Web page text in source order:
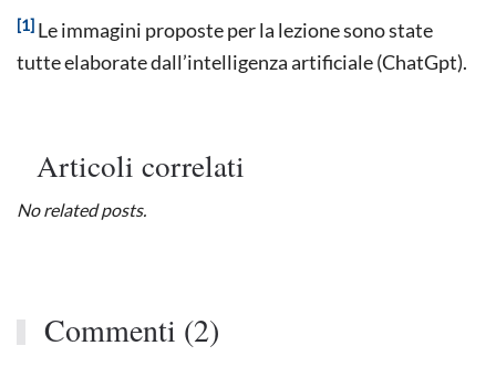
[1] Le immagini proposte per la lezione sono state
tutte elaborate dall’intelligenza artificiale (ChatGpt).
Articoli correlati
No related posts.
Commenti (2)